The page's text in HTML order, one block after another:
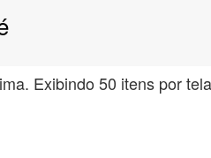
Exibindo 50 itens por tela